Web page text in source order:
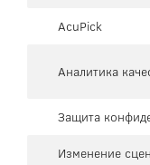
AcuPick
Аналитика
Защита
Изменение